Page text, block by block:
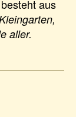
aus
aller.